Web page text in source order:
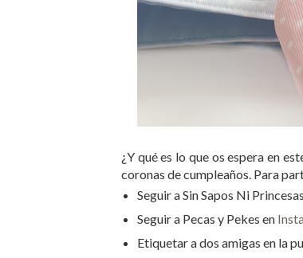
¿Y qué es lo que os espera en
coronas de cumpleaños. Para
Seguir a Sin Sapos Ni
Seguir a Pecas y Pekes en
Etiquetar a dos amigas en la